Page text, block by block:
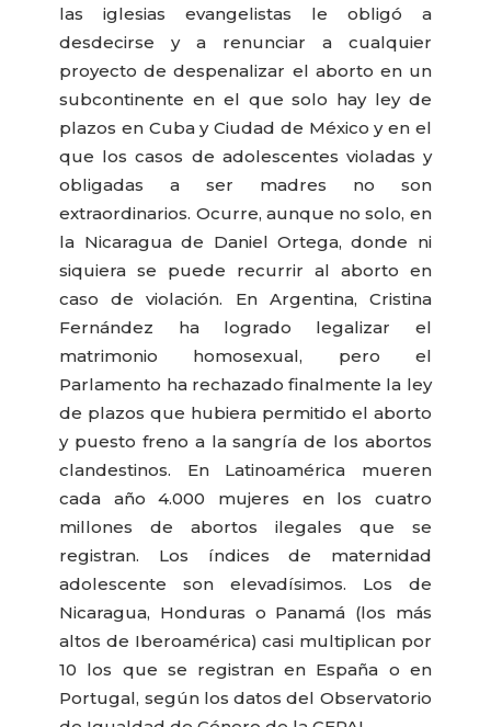
las iglesias evangelistas le obligó a
desdecirse y a renunciar a cualquier
proyecto de despenalizar el aborto en un
subcontinente en el que solo hay ley de
plazos en Cuba y Ciudad de México y en el
que los casos de adolescentes violadas y
obligadas a ser madres no son
extraordinarios. Ocurre, aunque no solo, en
la Nicaragua de Daniel Ortega, donde ni
siquiera se puede recurrir al aborto en
caso de violación. En Argentina, Cristina
Fernández ha logrado legalizar el
matrimonio homosexual, pero el
Parlamento ha rechazado finalmente la ley
de plazos que hubiera permitido el aborto
y puesto freno a la sangría de los abortos
clandestinos. En Latinoamérica mueren
cada año 4.000 mujeres en los cuatro
millones de abortos ilegales que se
registran. Los índices de maternidad
adolescente son elevadísimos. Los de
Nicaragua, Honduras o Panamá (los más
altos de Iberoamérica) casi multiplican por
10 los que se registran en España o en
Portugal, según los datos del Observatorio